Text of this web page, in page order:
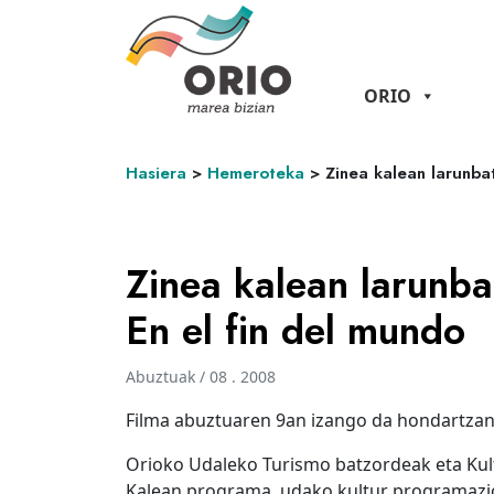
ORIO
Hasiera > Hemeroteka > Zinea kalean
Zinea kalean
En el fin del mundo
Abuztuak / 08 . 2008
Filma abuztuaren 9an izango da
Orioko Udaleko Turismo batzordeak eta